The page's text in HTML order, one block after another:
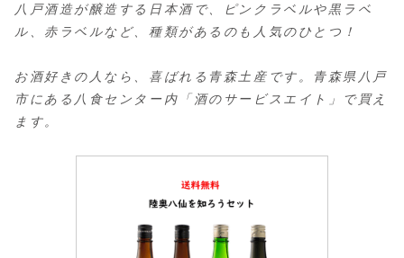
八戸酒造が醸造する日本酒で、ピンクラベルや黒ラベ
ル、赤ラベルなど、種類があるのも人気のひとつ！
お酒好きの人なら、喜ばれる青森土産です。青森県八戸
市にある八食センター内「酒のサービスエイト」で買え
ます。